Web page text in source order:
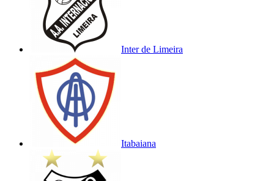
Inter de Limeira
Itabaiana